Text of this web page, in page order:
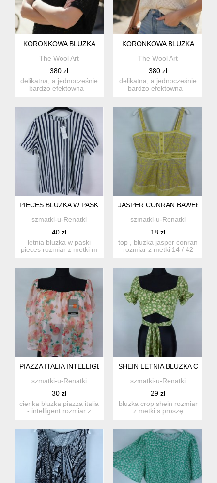
KORONKOWA BLUZKA
The Wool Art
380 zł
delikatna, a jednocześnie
bardzo efektowna –
KORONKOWA BLUZKA
The Wool Art
380 zł
delikatna, a jednocześnie
bardzo efektowna –
PIECES BLUZKA W PASKI / M Z METKĄ
szmatki-u-Renatki
40 zł
letnia bluzka w paski
pieces rozmiar z metki m
JASPER CONRAN
szmatki-u-Renatki
18 zł
top , bluzka jasper conran
rozmiar z metki 14 / 42
PIAZZA ITALIA INTELLIGENT BLUZKA / XL Z METKĄ
szmatki-u-Renatki
30 zł
cienka bluzka piazza italia
- intelligent rozmiar z
SHEIN LETNIA BLUZKA CROP
szmatki-u-Renatki
29 zł
bluzka crop shein rozmiar
z metki s proszę